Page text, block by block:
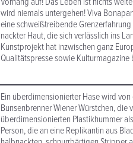
wird niemals untergehen! Viva
eine schweißtreibende
nackter Haut, die sich verlässlich ins
Kunstprojekt hat inzwischen ganz
Qualitätspresse sowie
Ein überdimensionierter Hase wird
Bunsenbrenner Wiener Würstchen,
überdimensionierten Plastikhummer
Person, die an eine Replikantin aus